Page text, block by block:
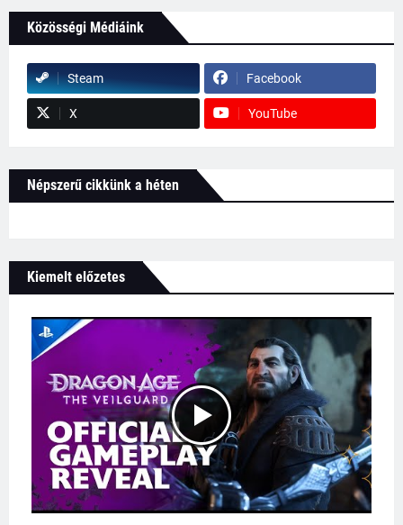
Közösségi Médiáink
Steam Facebook
X YouTube
Népszerű cikkünk a héten
Kiemelt előzetes